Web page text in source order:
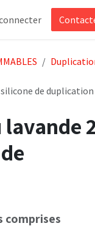
silicone de duplication
lavande
comprises